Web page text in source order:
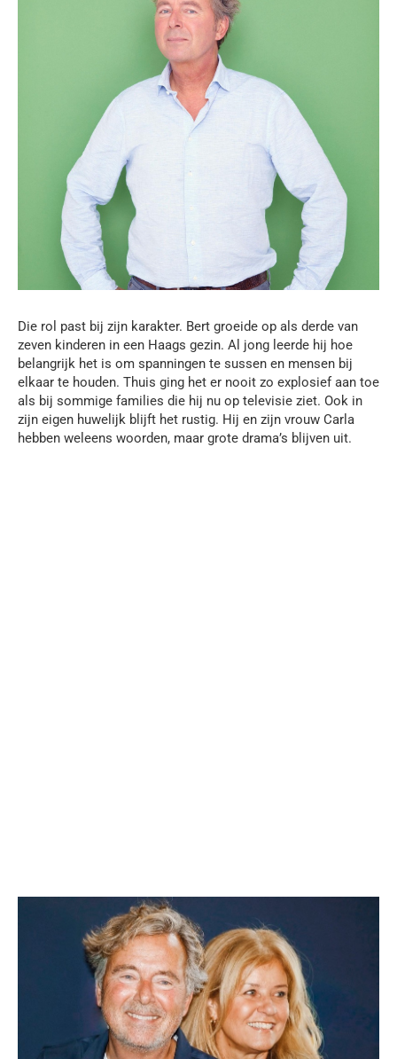
Die rol past bij zijn karakter. Bert groeide op als derde van
zeven kinderen in een Haags gezin. Al jong leerde hij hoe
belangrijk het is om spanningen te sussen en mensen bij
elkaar te houden. Thuis ging het er nooit zo explosief aan toe
als bij sommige families die hij nu op televisie ziet. Ook in
zijn eigen huwelijk blijft het rustig. Hij en zijn vrouw Carla
hebben weleens woorden, maar grote drama’s blijven uit.